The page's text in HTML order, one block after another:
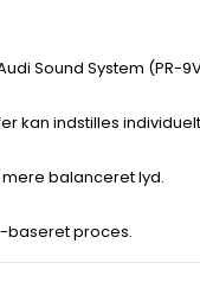
Sound System (PR-
kan indstilles
balanceret lyd.
baseret proces.